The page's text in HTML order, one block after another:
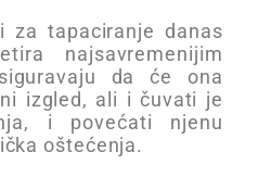
za tapaciranje danas
najsavremenijim
da će ona
izgled, ali i čuvati je
i povećati njenu
oštećenja.